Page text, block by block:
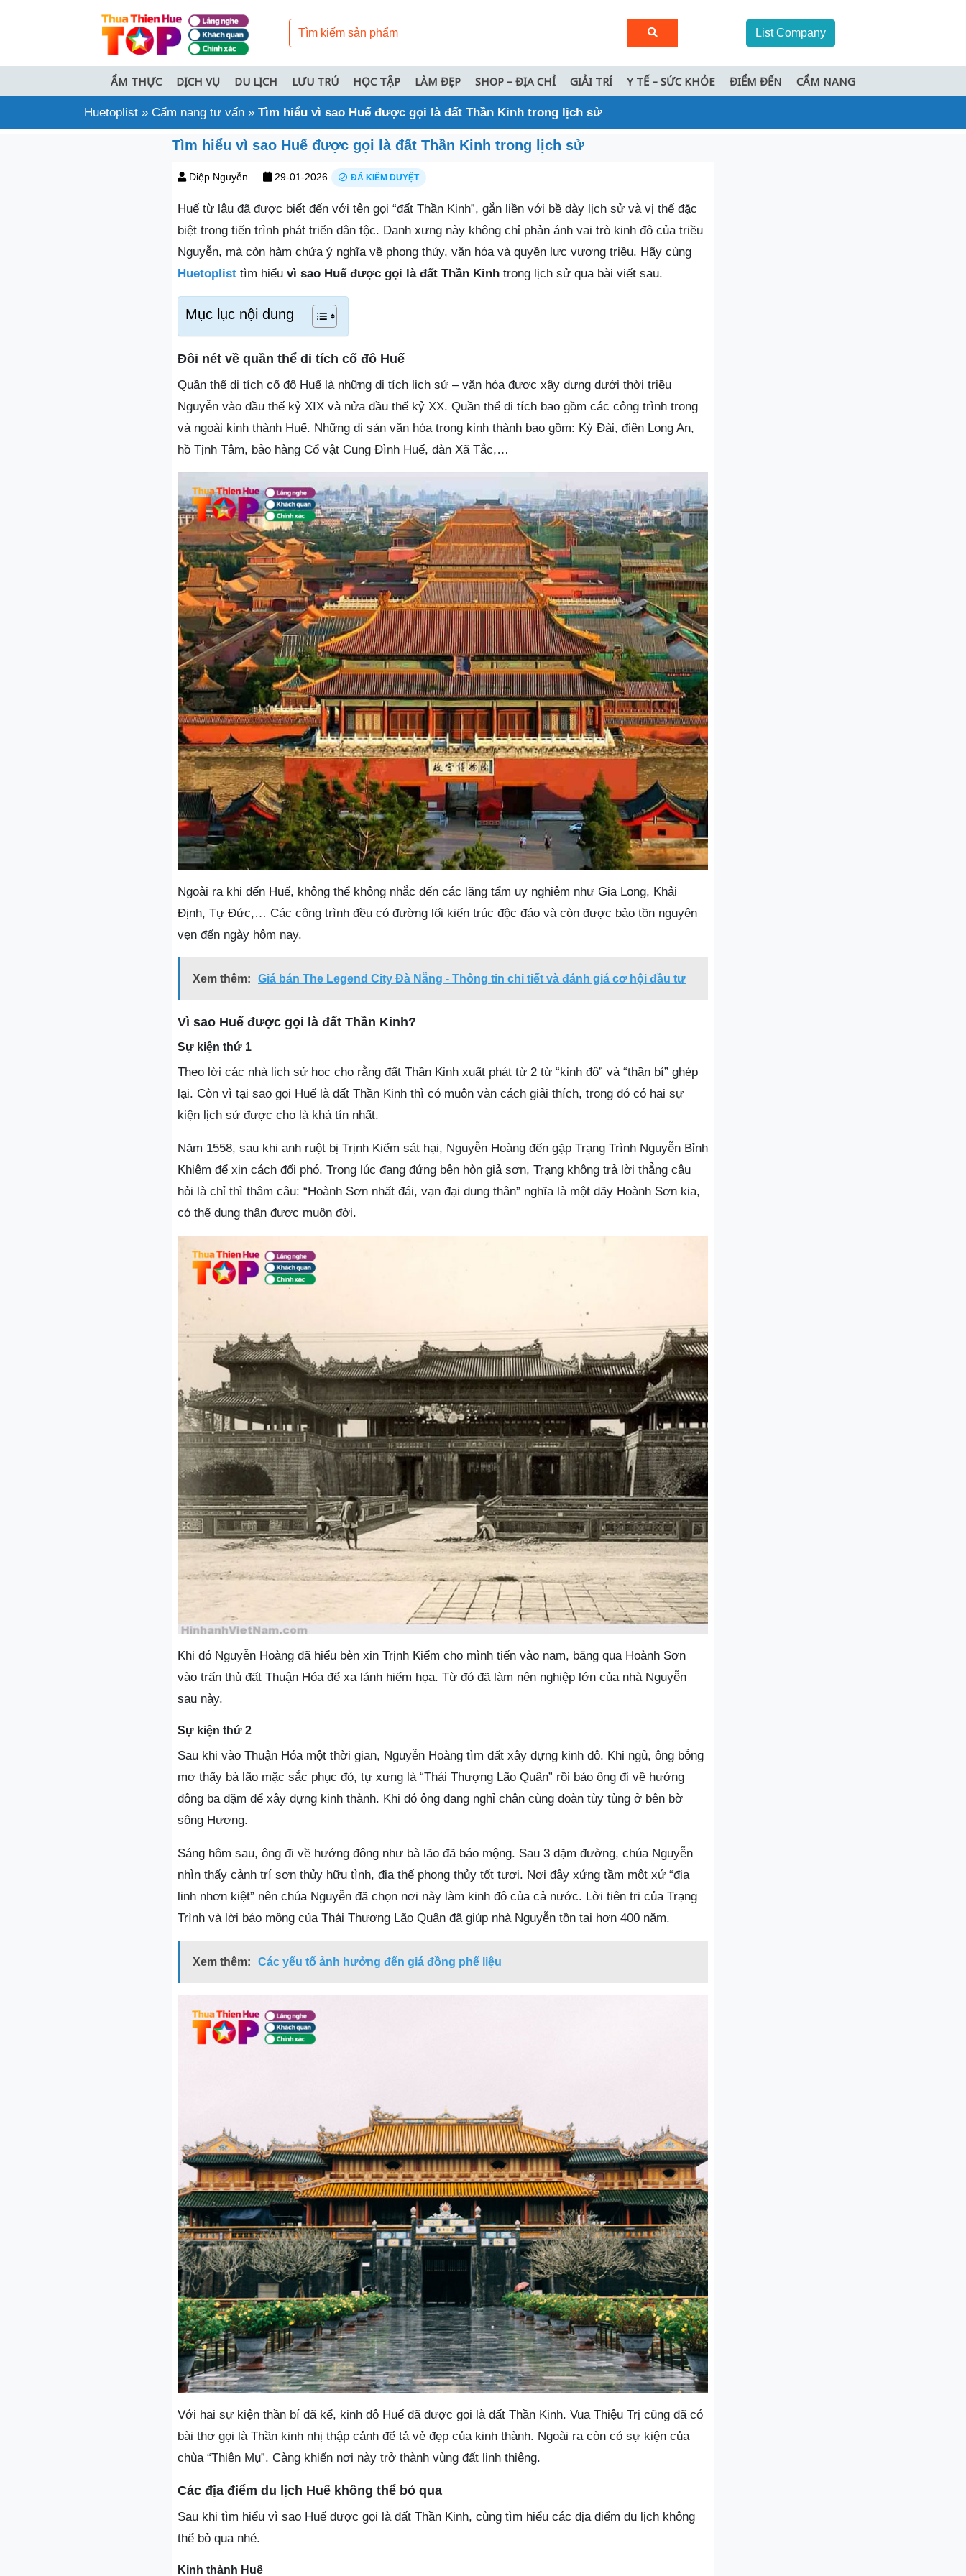
List Company
ẨM THỰC DỊCH VỤ DU LỊCH LƯU TRÚ HỌC TẬP LÀM ĐẸP SHOP – ĐỊA CHỈ GIẢI TRÍ Y TẾ – SỨC KHỎE ĐIỂM ĐẾN CẨM NANG
Huetoplist » Cẩm nang tư vấn » Tìm hiểu vì sao Huế được gọi là đất Thần Kinh trong lịch sử
Tìm hiểu vì sao Huế được gọi là đất Thần Kinh trong lịch sử
Diệp Nguyễn 29-01-2026 ĐÃ KIỂM DUYỆT
Huế từ lâu đã được biết đến với tên gọi “đất Thần Kinh”, gắn liền với bề dày lịch sử và vị thế đặc
biệt trong tiến trình phát triển dân tộc. Danh xưng này không chỉ phản ánh vai trò kinh đô của triều
Nguyễn, mà còn hàm chứa ý nghĩa về phong thủy, văn hóa và quyền lực vương triều. Hãy cùng
Huetoplist tìm hiểu vì sao Huế được gọi là đất Thần Kinh trong lịch sử qua bài viết sau.
Mục lục nội dung
Đôi nét về quần thể di tích cố đô Huế
Quần thể di tích cố đô Huế là những di tích lịch sử – văn hóa được xây dựng dưới thời triều
Nguyễn vào đầu thế kỷ XIX và nửa đầu thế kỷ XX. Quần thể di tích bao gồm các công trình trong
và ngoài kinh thành Huế. Những di sản văn hóa trong kinh thành bao gồm: Kỳ Đài, điện Long An,
hồ Tịnh Tâm, bảo hàng Cổ vật Cung Đình Huế, đàn Xã Tắc,…
Ngoài ra khi đến Huế, không thể không nhắc đến các lăng tẩm uy nghiêm như Gia Long, Khải
Định, Tự Đức,… Các công trình đều có đường lối kiến trúc độc đáo và còn được bảo tồn nguyên
vẹn đến ngày hôm nay.
Xem thêm: Giá bán The Legend City Đà Nẵng - Thông tin chi tiết và đánh giá cơ hội đầu tư
Vì sao Huế được gọi là đất Thần Kinh?
Sự kiện thứ 1
Theo lời các nhà lịch sử học cho rằng đất Thần Kinh xuất phát từ 2 từ “kinh đô” và “thần bí” ghép
lại. Còn vì tại sao gọi Huế là đất Thần Kinh thì có muôn vàn cách giải thích, trong đó có hai sự
kiện lịch sử được cho là khả tín nhất.
Năm 1558, sau khi anh ruột bị Trịnh Kiểm sát hại, Nguyễn Hoàng đến gặp Trạng Trình Nguyễn Bỉnh
Khiêm để xin cách đối phó. Trong lúc đang đứng bên hòn giả sơn, Trạng không trả lời thẳng câu
hỏi là chỉ thì thâm câu: “Hoành Sơn nhất đái, vạn đại dung thân” nghĩa là một dãy Hoành Sơn kia,
có thể dung thân được muôn đời.
Khi đó Nguyễn Hoàng đã hiểu bèn xin Trịnh Kiểm cho mình tiến vào nam, băng qua Hoành Sơn
vào trấn thủ đất Thuận Hóa để xa lánh hiểm họa. Từ đó đã làm nên nghiệp lớn của nhà Nguyễn
sau này.
Sự kiện thứ 2
Sau khi vào Thuận Hóa một thời gian, Nguyễn Hoàng tìm đất xây dựng kinh đô. Khi ngủ, ông bỗng
mơ thấy bà lão mặc sắc phục đỏ, tự xưng là “Thái Thượng Lão Quân” rồi bảo ông đi về hướng
đông ba dặm để xây dựng kinh thành. Khi đó ông đang nghỉ chân cùng đoàn tùy tùng ở bên bờ
sông Hương.
Sáng hôm sau, ông đi về hướng đông như bà lão đã báo mộng. Sau 3 dặm đường, chúa Nguyễn
nhìn thấy cảnh trí sơn thủy hữu tình, địa thế phong thủy tốt tươi. Nơi đây xứng tầm một xứ “địa
linh nhơn kiệt” nên chúa Nguyễn đã chọn nơi này làm kinh đô của cả nước. Lời tiên tri của Trạng
Trình và lời báo mộng của Thái Thượng Lão Quân đã giúp nhà Nguyễn tồn tại hơn 400 năm.
Xem thêm: Các yếu tố ảnh hưởng đến giá đồng phế liệu
Với hai sự kiện thần bí đã kể, kinh đô Huế đã được gọi là đất Thần Kinh. Vua Thiệu Trị cũng đã có
bài thơ gọi là Thần kinh nhị thập cảnh để tả vẻ đẹp của kinh thành. Ngoài ra còn có sự kiện của
chùa “Thiên Mụ”. Càng khiến nơi này trở thành vùng đất linh thiêng.
Các địa điểm du lịch Huế không thể bỏ qua
Sau khi tìm hiểu vì sao Huế được gọi là đất Thần Kinh, cùng tìm hiểu các địa điểm du lịch không
thể bỏ qua nhé.
Kinh thành Huế